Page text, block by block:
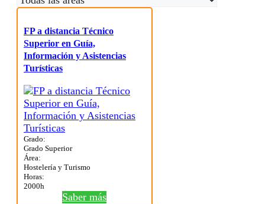
FP a distancia Técnico
Superior en Guía,
Información y Asistencias
Turísticas
Grado:
Grado Superior
Área:
Hostelería y Turismo
Horas:
2000h
Saber más